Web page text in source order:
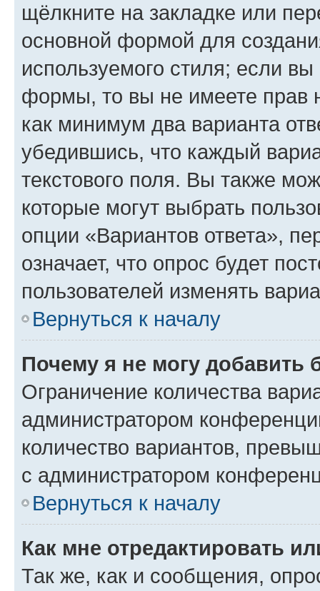
щёлкните на закладке или
основной формой для
используемого стиля; если
формы, то вы не имеете прав
как минимум два варианта
убедившись, что каждый
текстового поля. Вы также
которые могут выбрать
опции «Вариантов ответа»,
означает, что опрос будет
пользователей изменять
Вернуться к началу
Почему я не могу добавить
Ограничение количества
администратором
количество вариантов,
с администратором
Вернуться к началу
Как мне отредактировать
Так же, как и сообщения,